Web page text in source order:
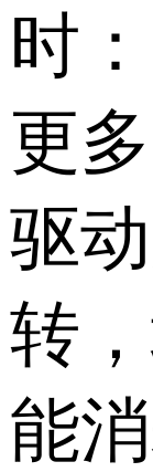
时
更
驱
转
能